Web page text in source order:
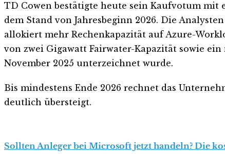
TD Cowen bestätigte heute sein Kaufvotum
dem Stand von Jahresbeginn 2026. Die
allokiert mehr Rechenkapazität auf Azure-
von zwei Gigawatt Fairwater-Kapazität sowie
November 2025 unterzeichnet wurde.
Bis mindestens Ende 2026 rechnet das
deutlich übersteigt.
Sollten Anleger bei Microsoft jetzt handeln? Die